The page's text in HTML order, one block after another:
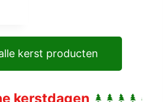
kerst producten
kerstdagen